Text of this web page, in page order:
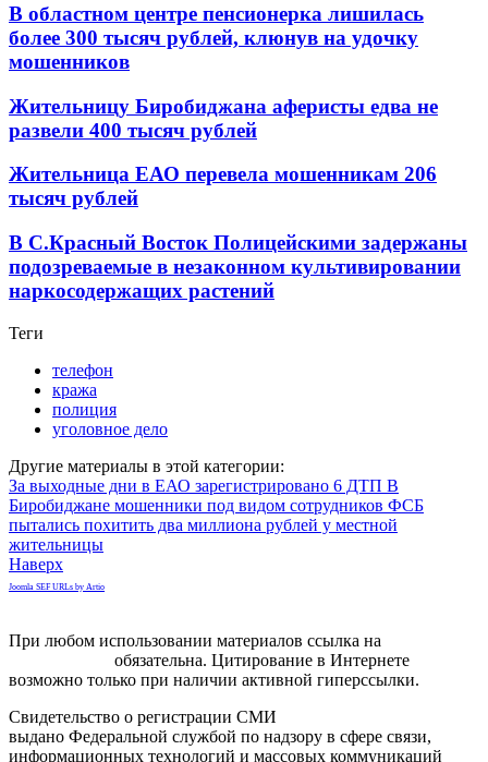
В областном центре пенсионерка лишилась
более 300 тысяч рублей, клюнув на удочку
мошенников
Жительницу Биробиджана аферисты едва не
развели 400 тысяч рублей
Жительница ЕАО перевела мошенникам 206
тысяч рублей
В С.Красный Восток Полицейскими задержаны
подозреваемые в незаконном культивировании
наркосодержащих растений
Теги
телефон
кража
полиция
уголовное дело
Другие материалы в этой категории:
За выходные дни в ЕАО зарегистрировано 6 ДТП В
Биробиджане мошенники под видом сотрудников ФСБ
пытались похитить два миллиона рублей у местной
жительницы
Наверх
Joomla SEF URLs by Artio
При любом использовании материалов ссылка на
обязательна. Цитирование в Интернете
возможно только при наличии активной гиперссылки.
Свидетельство о регистрации СМИ
выдано Федеральной службой по надзору в сфере связи,
информационных технологий и массовых коммуникаций